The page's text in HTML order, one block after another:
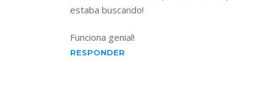
estaba buscando!
Funciona genial!
RESPONDER